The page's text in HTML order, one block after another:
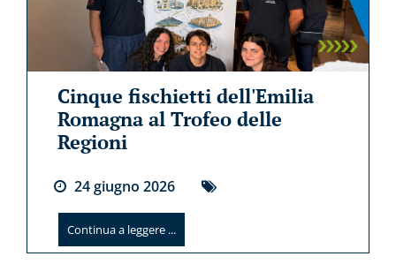
Cinque fischietti dell'Emilia
Romagna al Trofeo delle
Regioni
24giugno 2026
Continua a leggere ...